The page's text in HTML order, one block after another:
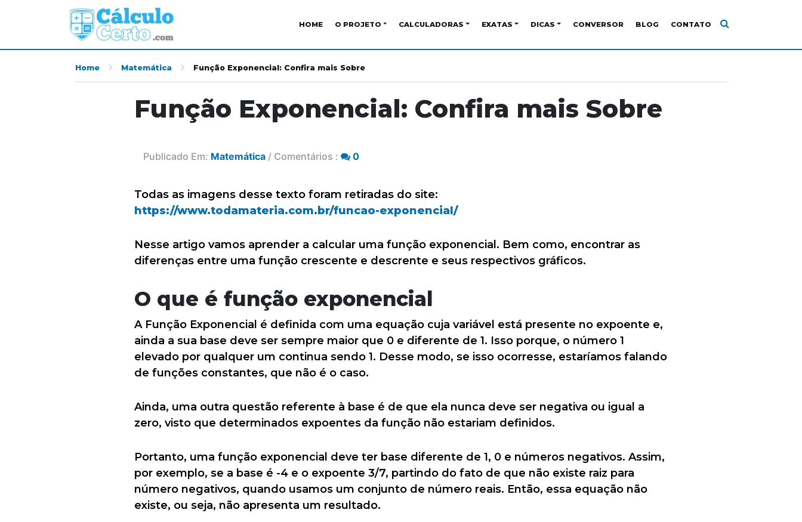
HOME O PROJETO CALCULADORAS EXATAS DICAS CONVERSOR BLOG CONTATO
Home Matemática Função Exponencial: Confira mais Sobre
Função Exponencial: Confira mais Sobre
Publicado Em: Matemática / Comentários : 0
Todas as imagens desse texto foram retiradas do site:
https://www.todamateria.com.br/funcao-exponencial/
Nesse artigo vamos aprender a calcular uma função exponencial. Bem como, encontrar as
diferenças entre uma função crescente e descrente e seus respectivos gráficos.
O que é função exponencial
A Função Exponencial é definida com uma equação cuja variável está presente no expoente e,
ainda a sua base deve ser sempre maior que 0 e diferente de 1. Isso porque, o número 1
elevado por qualquer um continua sendo 1. Desse modo, se isso ocorresse, estaríamos falando
de funções constantes, que não é o caso.
Ainda, uma outra questão referente à base é de que ela nunca deve ser negativa ou igual a
zero, visto que determinados expoentes da função não estariam definidos.
Portanto, uma função exponencial deve ter base diferente de 1, 0 e números negativos. Assim,
por exemplo, se a base é -4 e o expoente 3/7, partindo do fato de que não existe raiz para
número negativos, quando usamos um conjunto de número reais. Então, essa equação não
existe, ou seja, não apresenta um resultado.